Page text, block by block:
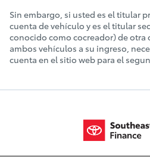
Sin embargo, si usted es el titular
cuenta de vehículo y es el titular
conocido como cocreador) de otra
ambos vehículos a su ingreso,
cuenta en el sitio web para el